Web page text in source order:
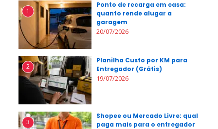
1
Ponto de recarga em casa:
quanto rende alugar a
garagem
20/07/2026
2
Planilha Custo por KM para
Entregador (Grátis)
19/07/2026
3
Shopee ou Mercado Livre: qual
paga mais para o entregador